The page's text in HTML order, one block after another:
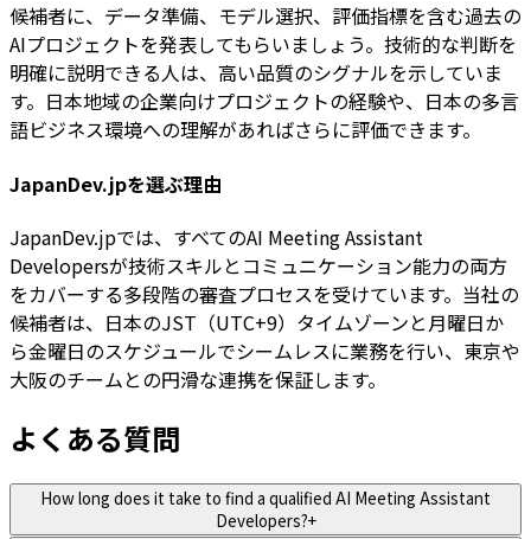
候補者に、データ準備、モデル選択、評価指標を含む過去の
AIプロジェクトを発表してもらいましょう。技術的な判断を
明確に説明できる人は、高い品質のシグナルを示していま
す。日本地域の企業向けプロジェクトの経験や、日本の多言
語ビジネス環境への理解があればさらに評価できます。
JapanDev.jpを選ぶ理由
JapanDev.jpでは、すべてのAI Meeting Assistant
Developersが技術スキルとコミュニケーション能力の両方
をカバーする多段階の審査プロセスを受けています。当社の
候補者は、日本のJST（UTC+9）タイムゾーンと月曜日か
ら金曜日のスケジュールでシームレスに業務を行い、東京や
大阪のチームとの円滑な連携を保証します。
よくある質問
How long does it take to find a qualified AI Meeting Assistant
Developers?+